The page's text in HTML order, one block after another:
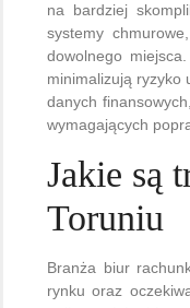
na bardziej
systemy
dowolnego
minimalizują ryzyko
danych
wymagających
Jakie są
Toruniu
Branża biur
rynku oraz